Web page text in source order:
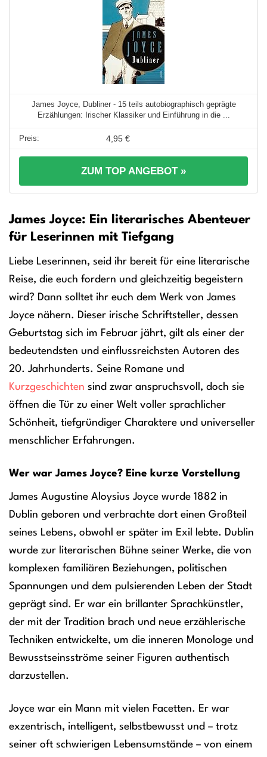
James Joyce, Dubliner - 15 teils autobiographisch geprägte
Erzählungen: Irischer Klassiker und Einführung in die ...
4,95 €
ZUM TOP ANGEBOT »
James Joyce: Ein literarisches Abenteuer
für Leserinnen mit Tiefgang
Liebe Leserinnen, seid ihr bereit für eine literarische
Reise, die euch fordern und gleichzeitig begeistern
wird? Dann solltet ihr euch dem Werk von James
Joyce nähern. Dieser irische Schriftsteller, dessen
Geburtstag sich im Februar jährt, gilt als einer der
bedeutendsten und einflussreichsten Autoren des
20. Jahrhunderts. Seine Romane und
Kurzgeschichten sind zwar anspruchsvoll, doch sie
öffnen die Tür zu einer Welt voller sprachlicher
Schönheit, tiefgründiger Charaktere und universeller
menschlicher Erfahrungen.
Wer war James Joyce? Eine kurze Vorstellung
James Augustine Aloysius Joyce wurde 1882 in
Dublin geboren und verbrachte dort einen Großteil
seines Lebens, obwohl er später im Exil lebte. Dublin
wurde zur literarischen Bühne seiner Werke, die von
komplexen familiären Beziehungen, politischen
Spannungen und dem pulsierenden Leben der Stadt
geprägt sind. Er war ein brillanter Sprachkünstler,
der mit der Tradition brach und neue erzählerische
Techniken entwickelte, um die inneren Monologe und
Bewusstseinsströme seiner Figuren authentisch
darzustellen.
Joyce war ein Mann mit vielen Facetten. Er war
exzentrisch, intelligent, selbstbewusst und – trotz
seiner oft schwierigen Lebensumstände – von einem